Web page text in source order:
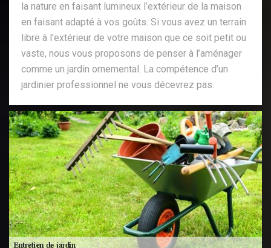
la nature en faisant lumineux l’extérieur de la maison
en faisant adapté à vos goûts. Si vous avez un terrain
libre à l’extérieur de votre maison que ce soit petit ou
vaste, nous vous proposons de penser à l’aménager
comme un jardin ornemental. La compétence d’un
jardinier professionnel ne vous décevrez pas.